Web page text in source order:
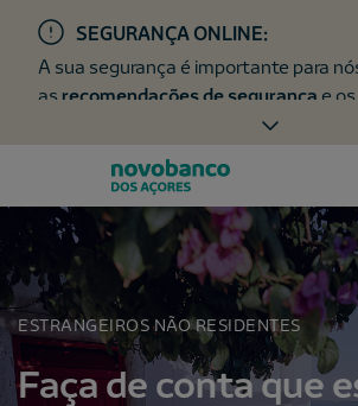
SEGURANÇA ONLINE:
A sua segurança é importante para
as recomendações de segurança e os
ESTRANGEIROS NÃO RESIDENTES
Faça de conta que